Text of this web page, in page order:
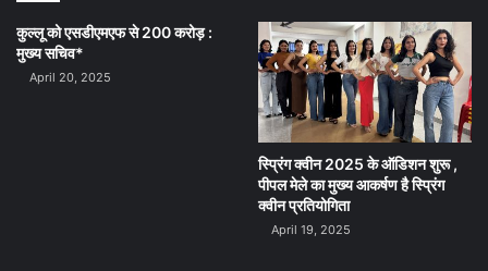
कुल्लू को एसडीएमएफ से 200 करोड़ :
मुख्य सचिव*
April 20, 2025
स्प्रिंग क्वीन 2025 के ऑडिशन शुरू ,
पीपल मेले का मुख्य आकर्षण है स्प्रिंग
क्वीन प्रतियोगिता
April 19, 2025